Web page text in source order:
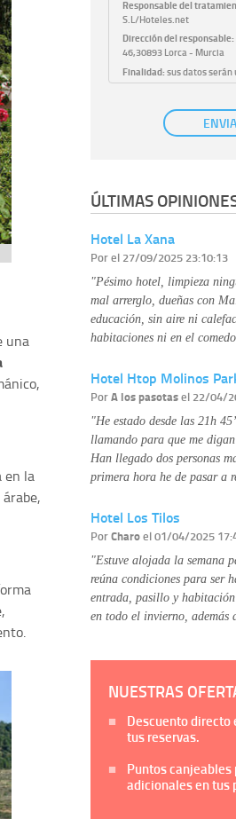
una
en la
Responsable del
S.L/Hoteles.net
Dirección del responsable:
46,30893 Lorca - Murcia
Finalidad:sus datos serán
atender sus solicitudes y
Publicidad: solo le
autorización previa, que
con su consentimiento
facilitarnos mediante la
Destinatarios:
personal de nuestra
conocimiento de la
No se comunicarán datos
Derechos: tiene derecho a
información tenemos
eliminarla, tal y como se
página web.
Información
tratamos sus datos en la
ÚLTIMAS
Hotel La Xana
Porel 27/09/2025 23:10:13
"Pésimo hotel, limpieza
mal arrerglo, dueñas con
educación, sin aire ni
habitaciones ni en el
Hotel Htop Molinos
PorA los pasotasel 22/04/
"He estado desde las 21h
llamando para que me
Han llegado dos personas
primera hora he de pasar a
Hotel Los Tilos
PorCharoel 01/04/2025
"Estuve alojada la semana
reúna condiciones para ser
entrada, pasillo y
en todo el invierno, además
NUESTRAS
Descuento directo
tus reservas.
Puntos
adicionales en tus